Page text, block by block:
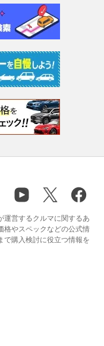
運営するクルマに関するあ
格やスペックなどの公式情
で購入検討に役立つ情報を